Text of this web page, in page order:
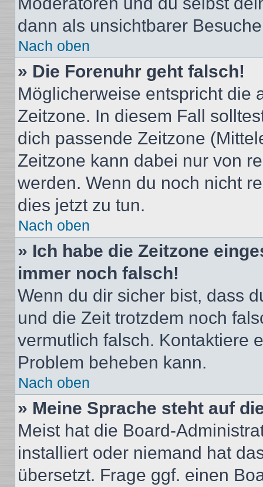
dann als unsichtbarer
Nach oben
» Die Forenuhr geht falsch!
Möglicherweise entspricht die
Zeitzone. In diesem Fall
dich passende Zeitzone
Zeitzone kann dabei nur von
werden. Wenn du noch nicht
dies jetzt zu tun.
Nach oben
» Ich habe die Zeitzone
immer noch falsch!
Wenn du dir sicher bist, dass
und die Zeit trotzdem noch
vermutlich falsch. Kontaktiere
Problem beheben kann.
Nach oben
» Meine Sprache steht auf
Meist hat die Board-
installiert oder niemand hat
übersetzt. Frage ggf. einen